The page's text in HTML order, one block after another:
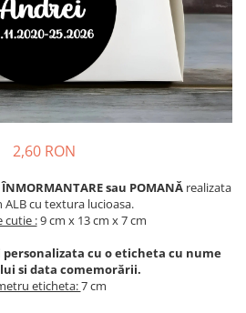
INVITATII
2,60 RON
sau POMANĂ realizata
cu textura lucioasa.
cutie :9 cm x 13 cm x 7 cm
cu o eticheta cu nume
si data comemorării.
eticheta:7 cm